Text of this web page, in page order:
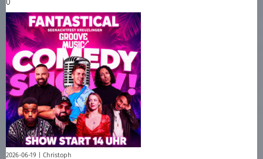
0
2026-06-19 | Christoph